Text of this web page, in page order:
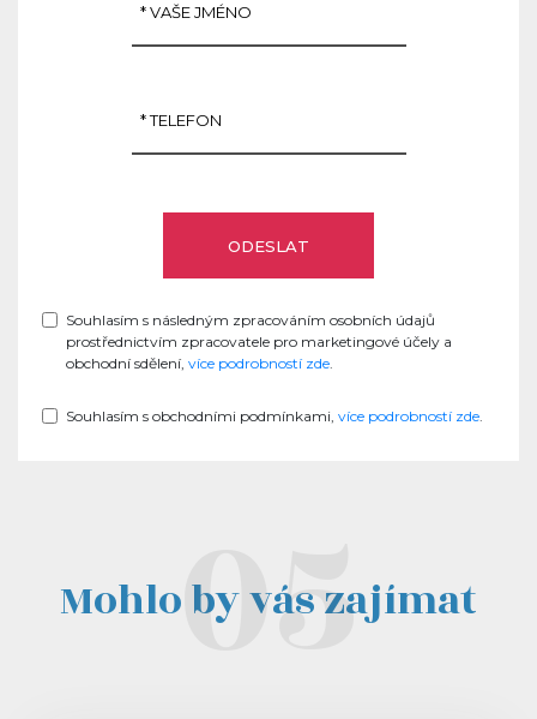
Souhlasím s následným zpracováním osobních údajů
prostřednictvím zpracovatele pro marketingové účely a
obchodní sdělení, více podrobností zde
Souhlasím s obchodními podmínkami, více podrobností zde
Mohlo by vás zajímat